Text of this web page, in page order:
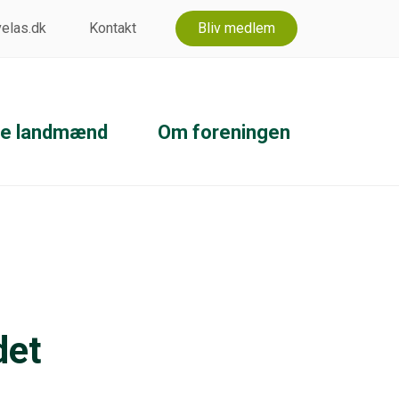
Kontakt Bliv medlem
landmænd Om foreningen